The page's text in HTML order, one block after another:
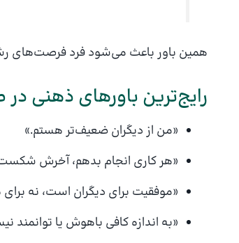
همین باور باعث می‌شود فرد فرصت‌های رشد
رایج‌ترین باورهای ذهنی
«من از دیگران ضعیف‌تر هستم.»
«هر کاری انجام بدهم، آخرش
«موفقیت برای دیگران است، نه
«به اندازه کافی باهوش یا توانمند